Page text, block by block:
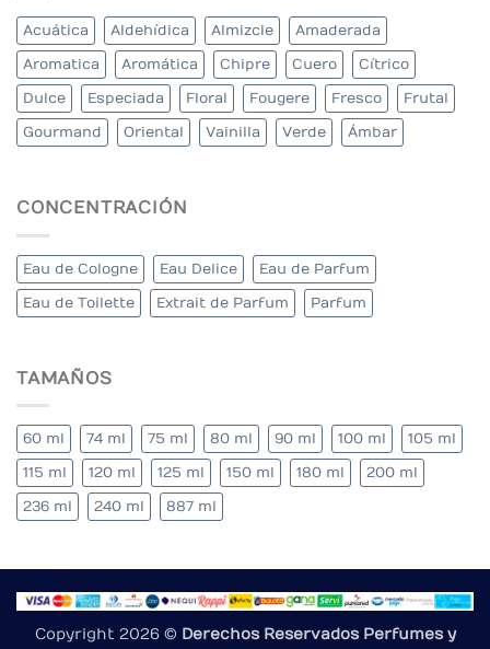
Acuática Aldehídica Almizcle Amaderada
Aromatica Aromática Chipre Cuero Cítrico
Dulce Especiada Floral Fougere Fresco Frutal
Gourmand Oriental Vainilla Verde Ámbar
CONCENTRACIÓN
Eau de Cologne Eau Delice Eau de Parfum
Eau de Toilette Extrait de Parfum Parfum
TAMAÑOS
60 ml 74 ml 75 ml 80 ml 90 ml 100 ml 105 ml
115 ml 120 ml 125 ml 150 ml 180 ml 200 ml
236 ml 240 ml 887 ml
Copyright 2026 © Derechos Reservados Perfumes y